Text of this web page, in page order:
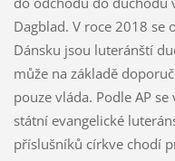
Dagblad. V roce 2018 se
Dánsku jsou luteránští
může na základě
pouze vláda. Podle AP
státní evangelické
příslušníků církve chodí